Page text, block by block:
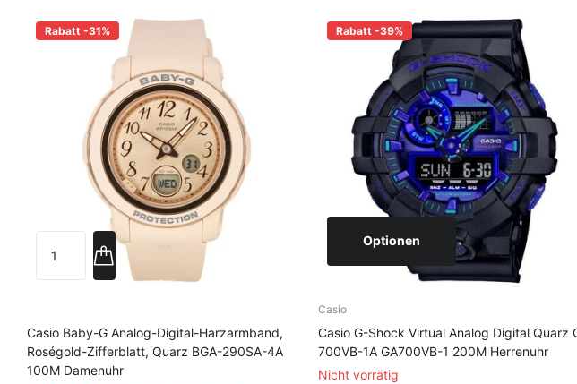
Rabatt -31%
Casio Baby-G Analog-Digital-Harzarmband,
Roségold-Zifferblatt, Quarz BGA-290SA-4A
100M Damenuhr
Rabatt -39%
Optionen
Casio
Casio G-Shock Virtual Analog Digital Quarz
700VB-1A GA700VB-1 200M Herrenuhr
Nicht vorrätig